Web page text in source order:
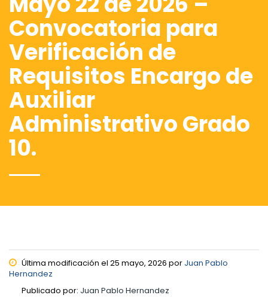
Convocatoria para
Verificación de
Requisitos Encargo de
Auxiliar
Administrativo Grado
10.
Última modificación el 25 mayo, 2026 por Juan Pablo
Hernandez
Publicado por: Juan Pablo Hernandez